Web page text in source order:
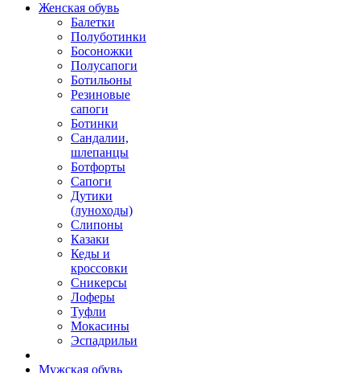
Женская обувь
Балетки
Полуботинки
Босоножки
Полусапоги
Ботильоны
Резиновые
сапоги
Ботинки
Сандалии,
шлепанцы
Ботфорты
Сапоги
Дутики
(луноходы)
Слипоны
Казаки
Кеды и
кроссовки
Сникерсы
Лоферы
Туфли
Мокасины
Эспадрильи
Мужская обувь